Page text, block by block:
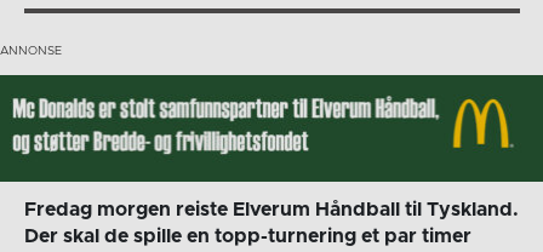
Fredag morgen reiste Elverum Håndball til Tyskland.
Der skal de spille en topp-turnering et par timer